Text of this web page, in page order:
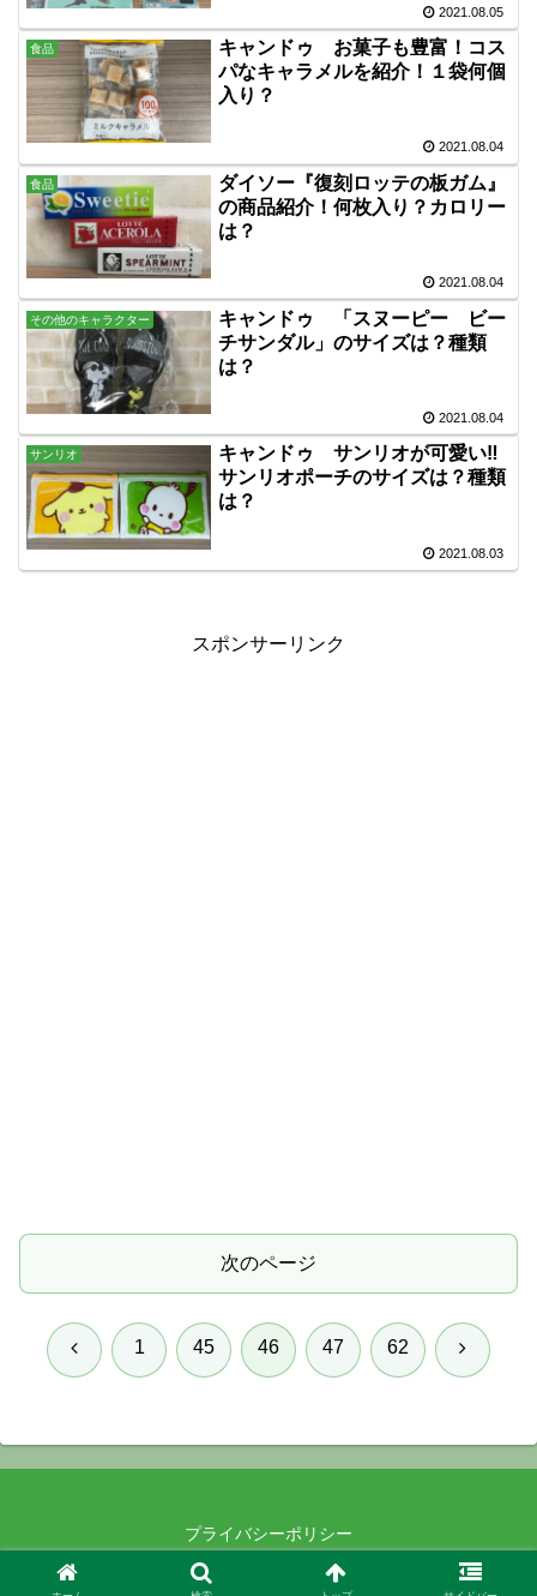
2021.08.05
食品
キャンドゥ お菓子も豊富！コス
パなキャラメルを紹介！１袋何個
入り？
2021.08.04
食品
ダイソー『復刻ロッテの板ガム』
の商品紹介！何枚入り？カロリー
は？
2021.08.04
その他のキャラクター
キャンドゥ 「スヌーピー ビー
チサンダル」のサイズは？種類
は？
2021.08.04
サンリオ
キャンドゥ サンリオが可愛い‼
サンリオポーチのサイズは？種類
は？
2021.08.03
スポンサーリンク
次のページ
前 1 45 46 47 62 次
プライバシーポリシー